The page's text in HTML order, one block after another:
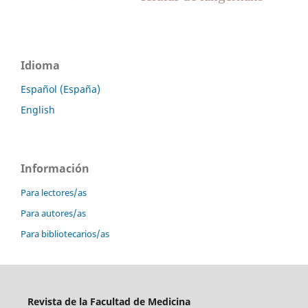
Idioma
Español (España)
English
Información
Para lectores/as
Para autores/as
Para bibliotecarios/as
Revista de la Facultad de Medicina